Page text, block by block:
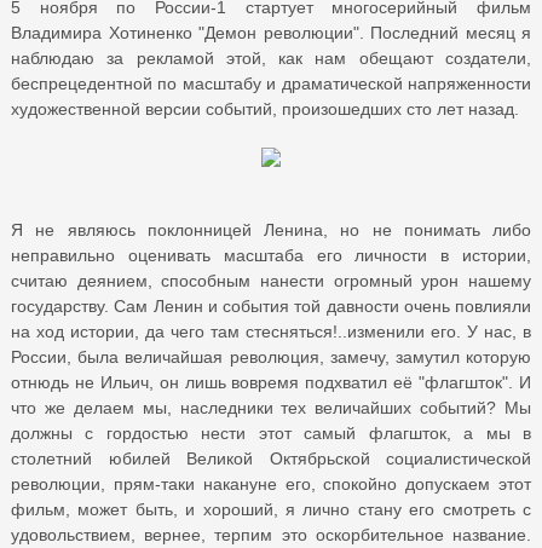
5 ноября по России-1 стартует многосерийный фильм
Владимира Хотиненко "Демон революции". Последний месяц я
наблюдаю за рекламой этой, как нам обещают создатели,
беспрецедентной по масштабу и драматической напряженности
художественной версии событий, произошедших сто лет назад.
Я не являюсь поклонницей Ленина, но не понимать либо
неправильно оценивать масштаба его личности в истории,
считаю деянием, способным нанести огромный урон нашему
государству. Сам Ленин и события той давности очень повлияли
на ход истории, да чего там стесняться!..изменили его. У нас, в
России, была величайшая революция, замечу, замутил которую
отнюдь не Ильич, он лишь вовремя подхватил её "флагшток". И
что же делаем мы, наследники тех величайших событий? Мы
должны с гордостью нести этот самый флагшток, а мы в
столетний юбилей Великой Октябрьской социалистической
революции, прям-таки накануне его, спокойно допускаем этот
фильм, может быть, и хороший, я лично стану его смотреть с
удовольствием, вернее, терпим это оскорбительное название.